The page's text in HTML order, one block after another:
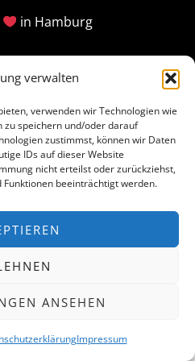
verwalten
verwenden wir Technologien wie
zu speichern und/oder darauf
zustimmst, können wir Daten
IDs auf dieser Website
nicht erteilst oder zurückziehst,
beeinträchtigt werden.
ANSEHEN
Impressum
in Hamburg